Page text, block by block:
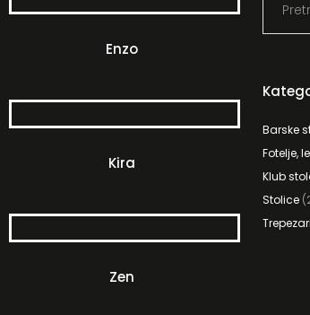
Enzo
Kira
Zen
Barske
Fotelje,
Klub
Stolice